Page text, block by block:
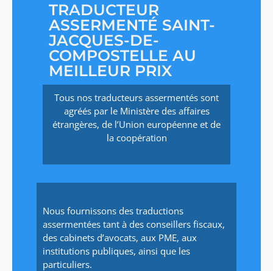
TRADUCTEUR
ASSERMENTÉ SAINT-
JACQUES-DE-
COMPOSTELLE AU
MEILLEUR PRIX
Tous nos traducteurs assermentés sont
agréés par le Ministère des affaires
étrangères, de l’Union européenne et de
la coopération
Nous fournissons des traductions
assermentées tant à des conseillers fiscaux,
des cabinets d’avocats, aux PME, aux
institutions publiques, ainsi que les
particuliers.